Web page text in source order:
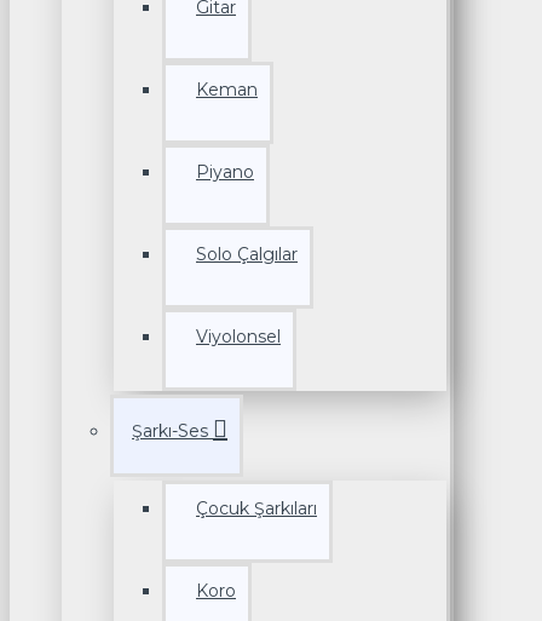
Gitar
Keman
Piyano
Solo Çalgılar
Viyolonsel
Şarkı-Ses
Çocuk Şarkıları
Koro